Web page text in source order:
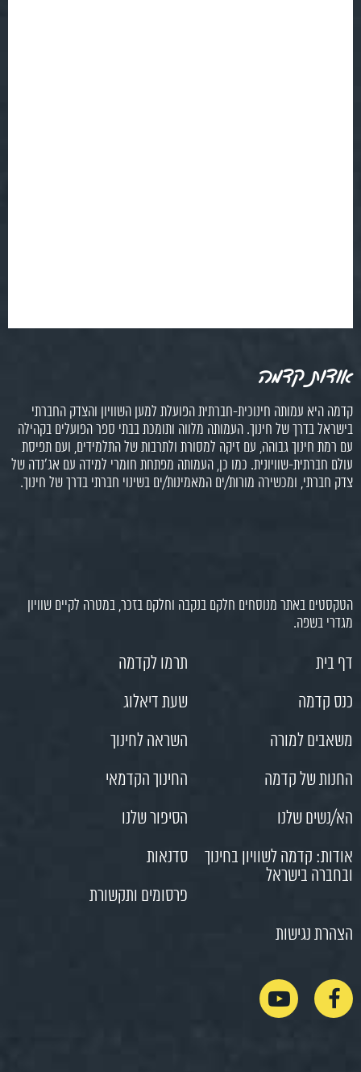
אודות קדמה
קדמה היא עמותה חינוכית-חברתית הפועלת למען השוויון והצדק החברתי
בישראל בדרך של חינוך. העמותה מלווה ותומכת בבתי ספר הפועלים בקהילה
עם רמת חינוך גבוהה, עם זיקה למסורת ולתרבות של התלמידים, ועם תפיסת
עולם חברתית-שוויונית. כמו כן, העמותה מפתחת חומרי למידה עם אג'נדה של
צדק חברתי, ומכשירה מורות/ים המאמינות/ים בשינוי חברתי בדרך של חינוך.
הטקסטים באתר מנוסחים חלקם בנקבה וחלקם בזכר, במטרה לקיים שוויון
מגדרי בשפה.
דף בית
תרמו לקדמה
כנס קדמה
שעת דיאלוג
משאבים למורה
השראה לחינוך
החנות של קדמה
החינוך הקדמאי
הא/נשים שלנו
הסיפור שלנו
אודות: קדמה לשוויון בחינוך
ובחברה בישראל
סדנאות
פרסומים ותקשורת
הצהרת נגישות